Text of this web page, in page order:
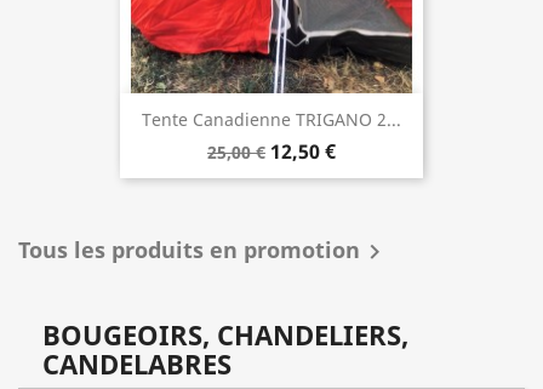
Tente Canadienne TRIGANO 2...
25,00 € 12,50 €
Tous les produits en promotion 
BOUGEOIRS, CHANDELIERS,
CANDELABRES